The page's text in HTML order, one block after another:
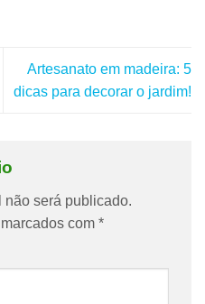
Artesanato em madeira: 5
dicas para decorar o jardim!
não será publicado.
com *